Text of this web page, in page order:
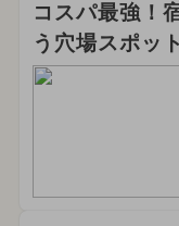
コスパ最強！
う穴場スポット